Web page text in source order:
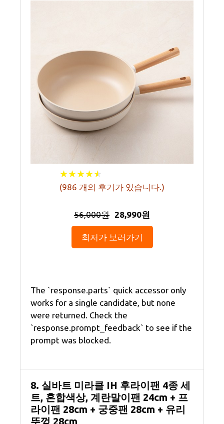
★★★★★
★★★★★
(986 개의 후기가 있습니다.)
56,000원 28,990원
최저가 보러가기
The `response.parts` quick accessor only
works for a single candidate, but none
were returned. Check the
`response.prompt_feedback` to see if the
prompt was blocked.
8. 실바트 미라클 IH 후라이팬 4종 세
트, 혼합색상, 계란말이팬 24cm + 프
라이팬 28cm + 궁중팬 28cm + 유리
뚜껑 28cm